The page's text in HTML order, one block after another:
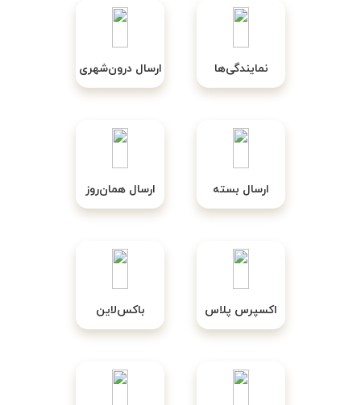
نمایندگی‌ها ارسال درون‌شهری
ارسال بسته ارسال همان‌روز
اکسپرس پلاس باکس‌لاین